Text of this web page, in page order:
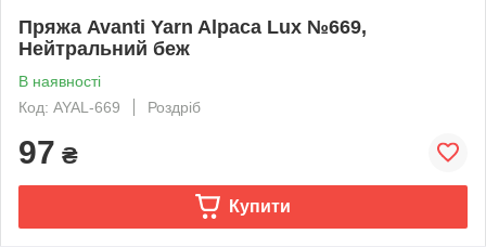
Пряжа Avanti Yarn Alpaca Lux №669,
Нейтральний беж
В наявності
Код: AYAL-669
Роздріб
97 ₴
Купити